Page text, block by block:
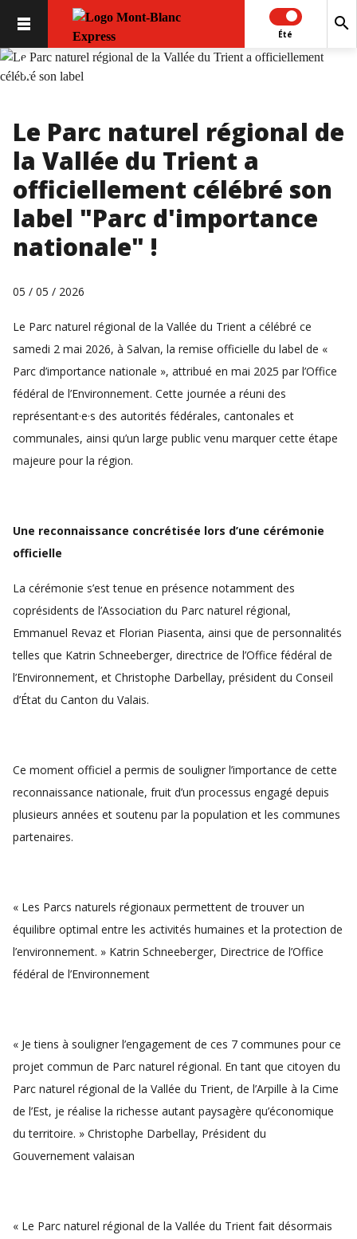
Été
search
chevron_left chevron_right
Le Parc naturel régional de
la Vallée du Trient a
officiellement célébré son
label "Parc d'importance
nationale" !
05 / 05 / 2026
Le Parc naturel régional de la Vallée du Trient a célébré ce
samedi 2 mai 2026, à Salvan, la remise officielle du label de «
Parc d’importance nationale », attribué en mai 2025 par l’Office
fédéral de l’Environnement. Cette journée a réuni des
représentant·e·s des autorités fédérales, cantonales et
communales, ainsi qu’un large public venu marquer cette étape
majeure pour la région.
Une reconnaissance concrétisée lors d’une cérémonie
officielle
La cérémonie s’est tenue en présence notamment des
coprésidents de l’Association du Parc naturel régional,
Emmanuel Revaz et Florian Piasenta, ainsi que de personnalités
telles que Katrin Schneeberger, directrice de l’Office fédéral de
l’Environnement, et Christophe Darbellay, président du Conseil
d’État du Canton du Valais.
Ce moment officiel a permis de souligner l’importance de cette
reconnaissance nationale, fruit d’un processus engagé depuis
plusieurs années et soutenu par la population et les communes
partenaires.
« Les Parcs naturels régionaux permettent de trouver un
équilibre optimal entre les activités humaines et la protection de
l’environnement. » Katrin Schneeberger, Directrice de l’Office
fédéral de l’Environnement
« Je tiens à souligner l’engagement de ces 7 communes pour ce
projet commun de Parc naturel régional. En tant que citoyen du
Parc naturel régional de la Vallée du Trient, de l’Arpille à la Cime
de l’Est, je réalise la richesse autant paysagère qu’économique
du territoire. » Christophe Darbellay, Président du
Gouvernement valaisan
« Le Parc naturel régional de la Vallée du Trient fait désormais